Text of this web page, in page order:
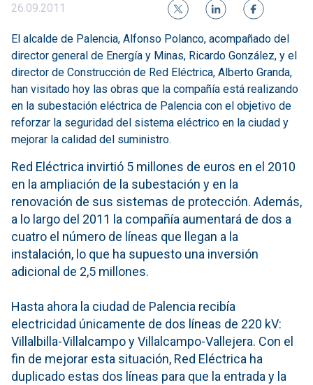
26.09.2011
El alcalde de Palencia, Alfonso Polanco, acompañado del
director general de Energía y Minas, Ricardo González, y el
director de Construcción de Red Eléctrica, Alberto Granda,
han visitado hoy las obras que la compañía está realizando
en la subestación eléctrica de Palencia con el objetivo de
reforzar la seguridad del sistema eléctrico en la ciudad y
mejorar la calidad del suministro.
Red Eléctrica invirtió 5 millones de euros en el 2010
en la ampliación de la subestación y en la
renovación de sus sistemas de protección. Además,
a lo largo del 2011 la compañía aumentará de dos a
cuatro el número de líneas que llegan a la
instalación, lo que ha supuesto una inversión
adicional de 2,5 millones.
Hasta ahora la ciudad de Palencia recibía
electricidad únicamente de dos líneas de 220 kV:
Villalbilla-Villalcampo y Villalcampo-Vallejera. Con el
fin de mejorar esta situación, Red Eléctrica ha
duplicado estas dos líneas para que la entrada y la